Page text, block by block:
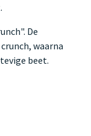
De
waarna
beet.